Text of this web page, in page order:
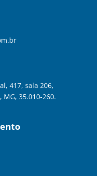
417, sala 206,
35.010-260.